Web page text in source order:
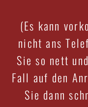
(Es kann
nicht ans
Sie so nett
Fall auf den
Sie dann